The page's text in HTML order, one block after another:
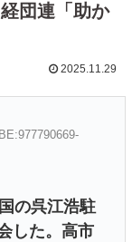
団連「助か
2025.11.29
の呉江浩駐
した。高市